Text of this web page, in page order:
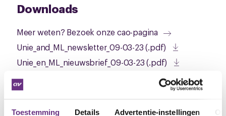
Toestemming Details Advertentie-instellingen
Downloads
Meer weten? Bezoek onze cao-pagina
Unie_and_ML_newsletter_09-03-23 (.pdf)
Unie_en_ML_nieuwsbrief_09-03-23 (.pdf)